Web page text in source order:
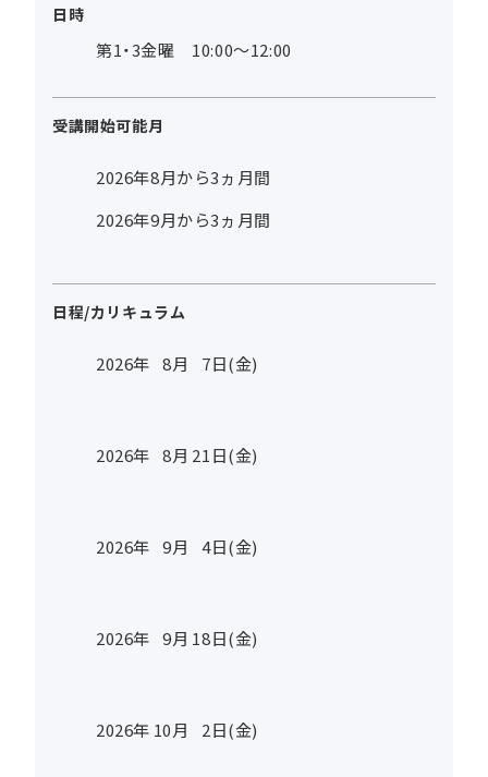
日時
第1・3金曜 10:00～12:00
受講開始可能月
2026年8月から3ヵ月間
2026年9月から3ヵ月間
日程/カリキュラム
2026年 8月 7日(金)
2026年 8月 21日(金)
2026年 9月 4日(金)
2026年 9月 18日(金)
2026年 10月 2日(金)